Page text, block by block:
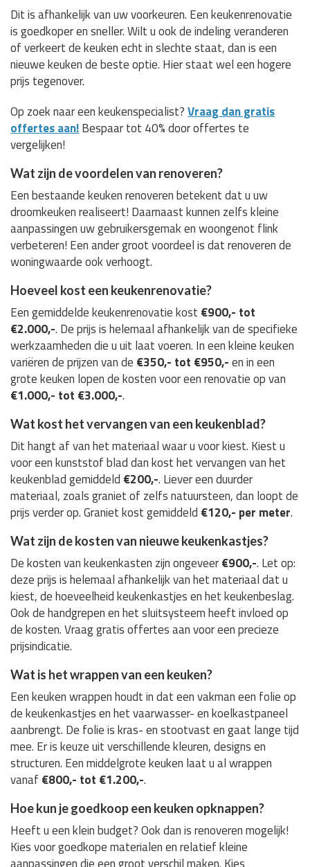
Dit is afhankelijk van uw voorkeuren. Een keukenrenovatie
is goedkoper en sneller. Wilt u ook de indeling veranderen
of verkeert de keuken echt in slechte staat, dan is een
nieuwe keuken de beste optie. Hier staat wel een hogere
prijs tegenover.
Op zoek naar een keukenspecialist?Vraag dan gratis
offertes aan!Bespaar tot 40% door offertes te
vergelijken!
Wat zijn de voordelen van renoveren?
Een bestaande keuken renoveren betekent dat u uw
droomkeuken realiseert! Daarnaast kunnen zelfs kleine
aanpassingen uw gebruikersgemak en woongenot flink
verbeteren! Een ander groot voordeel is dat renoveren de
woningwaarde ook verhoogt.
Hoeveel kost een keukenrenovatie?
Een gemiddelde keukenrenovatie kost €900,- tot
€2.000,-. De prijs is helemaal afhankelijk van de specifieke
werkzaamheden die u uit laat voeren. In een kleine keuken
variëren de prijzen van de €350,- tot €950,-en in een
grote keuken lopen de kosten voor een renovatie op van
€1.000,- tot €3.000,-.
Wat kost het vervangen van een keukenblad?
Dit hangt af van het materiaal waar u voor kiest. Kiest u
voor een kunststof blad dan kost het vervangen van het
keukenblad gemiddeld €200,-. Liever een duurder
materiaal, zoals graniet of zelfs natuursteen, dan loopt de
prijs verder op. Graniet kost gemiddeld €120,- per meter.
Wat zijn de kosten van nieuwe keukenkastjes?
De kosten van keukenkasten zijn ongeveer€900,-. Let op:
deze prijs is helemaal afhankelijk van het materiaal dat u
kiest, de hoeveelheid keukenkastjes en het keukenbeslag.
Ook de handgrepen en het sluitsysteem heeft invloed op
de kosten. Vraag gratis offertes aan voor een precieze
prijsindicatie.
Wat is het wrappen van een keuken?
Een keuken wrappen houdt in dat een vakman een folie op
de keukenkastjes en het vaarwasser- en koelkastpaneel
aanbrengt. De folie is kras- en stootvast en gaat lange tijd
mee. Er is keuze uit verschillende kleuren, designs en
structuren. Een middelgrote keuken laat u al wrappen
vanaf €800,- tot €1.200,-.
Hoe kun je goedkoop een keuken opknappen?
Heeft u een klein budget? Ook dan is renoveren mogelijk!
Kies voor goedkope materialen en relatief kleine